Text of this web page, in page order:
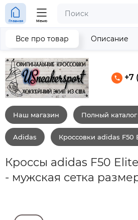
+7
Главная Меню
Наш магазин Полный
Adidas Кроссовки adidas F50
Кроссы adidas F50
- мужская сетка
Все про товар Описание